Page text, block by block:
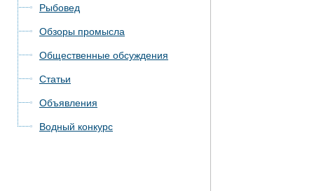
Рыбовед
Обзоры промысла
Общественные обсуждения
Статьи
Объявления
Водный конкурс